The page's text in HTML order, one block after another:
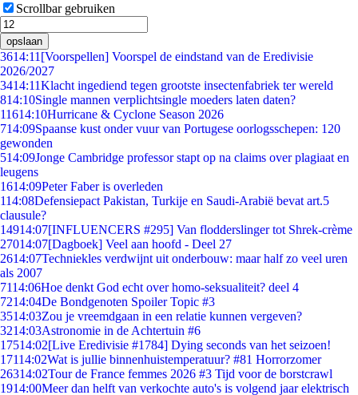
Scrollbar gebruiken
opslaan
3614:11 [Voorspellen] Voorspel de eindstand van de Eredivisie
2026/2027
3414:11Klacht ingediend tegen grootste insectenfabriek ter wereld
814:10Single mannen verplichtsingle moeders laten daten?
11614:10Hurricane & Cyclone Season 2026
714:09Spaanse kust onder vuur van Portugese oorlogsschepen: 120
gewonden
514:09Jonge Cambridge professor stapt op na claims over plagiaat en
leugens
1614:09Peter Faber is overleden
114:08Defensiepact Pakistan, Turkije en Saudi-Arabië bevat art.5
clausule?
14914:07[INFLUENCERS #295] Van flodderslinger tot Shrek-crème
27014:07[Dagboek] Veel aan hoofd - Deel 27
2614:07Techniekles verdwijnt uit onderbouw: maar half zo veel uren
als 2007
7114:06Hoe denkt God echt over homo-seksualiteit? deel 4
7214:04De Bondgenoten Spoiler Topic #3
3514:03Zou je vreemdgaan in een relatie kunnen vergeven?
3214:03Astronomie in de Achtertuin #6
17514:02[Live Eredivisie #1784] Dying seconds van het seizoen!
17114:02Wat is jullie binnenhuistemperatuur? #81 Horrorzomer
26314:02Tour de France femmes 2026 #3 Tijd voor de borstcrawl
1914:00Meer dan helft van verkochte auto's is volgend jaar elektrisch